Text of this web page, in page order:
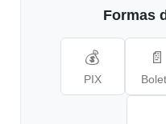
Formas
💰
PIX
📄